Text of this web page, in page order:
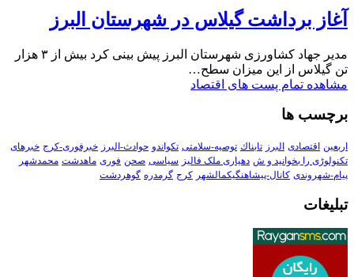
آغاز برداشت گیلاس در شهرستان البرز
مدیر جهاد کشاورزی شهرستان البرز پیش بینی کرد بیش از ۳ هزار
تن گیلاس از این میزان سطح…
مشاهده تمام پست های اقتصاد
برچسب ها
اربعین اقتصادی البرز تابناك توصیه-سلامتی تکواندو حوادث-البرز خبرفوری-کرج خبرهای
تکنولوڑی را بخوانید و ش دهیاری ملک فالیز سیاسی صحن فوری ماهدشت محمدشهر
پیام-شهروندی کانال-پیشاهنگیکمالشهر کرج گرمدره گوهردشت
تبلیغات